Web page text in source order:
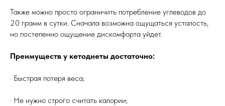
Также можно просто ограничить потребление углеводов до
20 грамм в сутки. Сначала возможна ощущаться усталость,
но постепенно ощущение дискомфорта уйдет.
Преимуществ у кетодиеты достаточно:
· Быстрая потеря веса;
· Не нужно строго считать калории;